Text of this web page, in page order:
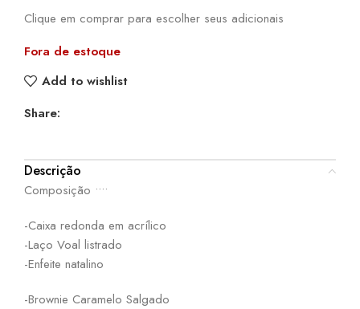
Clique em comprar para escolher seus adicionais
Fora de estoque
Add to wishlist
Share:
Descrição
Composição ••••
-Caixa redonda em acrílico
-Laço Voal listrado
-Enfeite natalino
-Brownie Caramelo Salgado